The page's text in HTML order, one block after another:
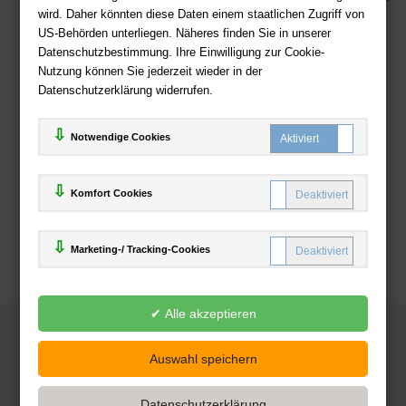
wird. Daher könnten diese Daten einem staatlichen Zugriff von
US-Behörden unterliegen. Näheres finden Sie in unserer
Datenschutzbestimmung. Ihre Einwilligung zur Cookie-
Nutzung können Sie jederzeit wieder in der
Datenschutzerklärung widerrufen.
Notwendige Cookies
Komfort Cookies
Marketing-/ Tracking-Cookies
Zahlweisen
Deutsche-Buchhandlung.de
www.deutsche-buchhandlung.de ist ein Angebot der
Powered by Inooga